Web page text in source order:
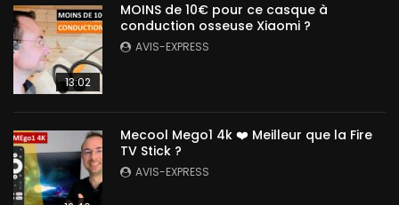
13:02
MOINS de 10€ pour ce casque à
conduction osseuse Xiaomi ?
AVIS-EXPRESS
Mecool Mego1 4k ❤️ Meilleur que la Fire
TV Stick ?
AVIS-EXPRESS